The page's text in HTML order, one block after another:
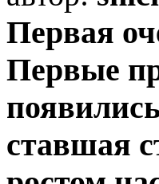
Первая
Первые
ставшая